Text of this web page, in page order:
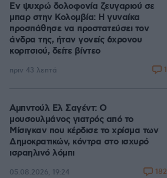
Εν ψυχρώ δολοφονία ζευγαριού σε
μπαρ στην Κολομβία: Η γυναίκα
προσπάθησε να προστατεύσει τον
άνδρα της, ήταν γονείς 6χρονου
κοριτσιού, δείτε βίντεο
πριν 43 λεπτά 1
Αμπντούλ Ελ Σαγέντ: Ο
μουσουλμάνος γιατρός από το
Μίσιγκαν που κέρδισε το χρίσμα των
Δημοκρατικών, κόντρα στο ισχυρό
ισραηλινό λόμπι
05.08.2026, 19:24 182